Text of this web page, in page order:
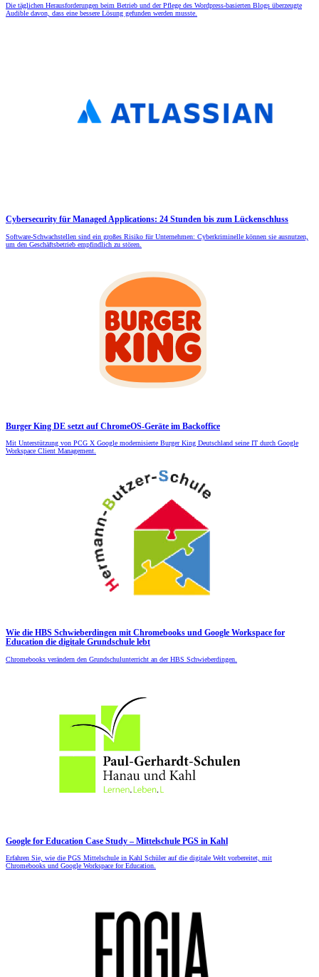
Die täglichen Herausforderungen beim Betrieb und der Pflege des Wordpress-basierten Blogs überzeugte
Audible davon, dass eine bessere Lösung gefunden werden musste.
Cybersecurity für Managed Applications: 24 Stunden bis zum Lückenschluss
Software-Schwachstellen sind ein großes Risiko für Unternehmen: Cyberkriminelle können sie ausnutzen,
um den Geschäftsbetrieb empfindlich zu stören.
Burger King DE setzt auf ChromeOS-Geräte im Backoffice
Mit Unterstützung von PCG X Google modernisierte Burger King Deutschland seine IT durch Google
Workspace Client Management.
Wie die HBS Schwieberdingen mit Chromebooks und Google Workspace for
Education die digitale Grundschule lebt
Chromebooks verändern den Grundschulunterricht an der HBS Schwieberdingen.
Google for Education Case Study – Mittelschule PGS in Kahl
Erfahren Sie, wie die PGS Mittelschule in Kahl Schüler auf die digitale Welt vorbereitet, mit
Chromebooks und Google Workspace for Education.